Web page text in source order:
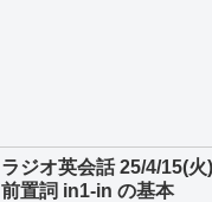
ラジオ英会話 25/4/15(
前置詞 in1-in の基本